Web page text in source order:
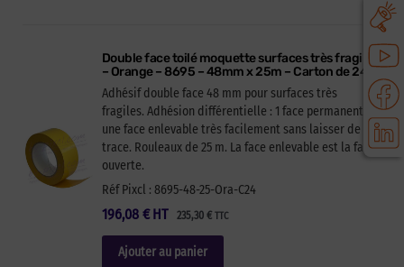
Double face toilé moquette surfaces très fragiles
– Orange – 8695 – 48mm x 25m – Carton de 24
Adhésif double face 48 mm pour surfaces très
fragiles. Adhésion différentielle : 1 face permanent et
une face enlevable très facilement sans laisser de
trace. Rouleaux de 25 m. La face enlevable est la face
ouverte.
Réf Pixcl : 8695-48-25-Ora-C24
196,08 € 235,30 €TTC
HT
Ajouter au panier